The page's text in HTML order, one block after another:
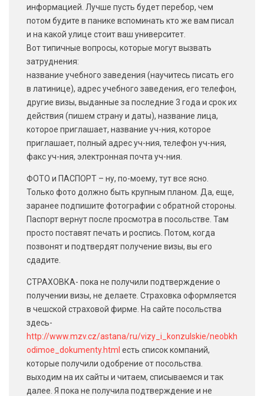
информацией. Лучше пусть будет перебор, чем
потом будите в панике вспоминать кто же вам писал
и на какой улице стоит ваш университет.
Вот типичные вопросы, которые могут вызвать
затруднения:
название учебного заведения (научитесь писать его
в латинице), адрес учебного заведения, его телефон,
другие визы, выданные за последние 3 года и срок их
действия (пишем страну и даты), название лица,
которое приглашает, название уч-ния, которое
приглашает, полный адрес уч-ния, телефон уч-ния,
факс уч-ния, электронная почта уч-ния.
ФОТО и ПАСПОРТ – ну, по-моему, тут все ясно.
Только фото должно быть крупным планом. Да, еще,
заранее подпишите фотографии с обратной стороны.
Паспорт вернут после просмотра в посольстве. Там
просто поставят печать и роспись. Потом, когда
позвонят и подтвердят получение визы, вы его
сдадите.
СТРАХОВКА- пока не получили подтверждение о
получении визы, не делаете. Страховка оформляется
в чешской страховой фирме. На сайте посольства
здесь-
http://www.mzv.cz/astana/ru/vizy_i_konzulskie/neobkh
odimoe_dokumenty.html есть список компаний,
которые получили одобрение от посольства.
выходим на их сайты и читаем, списываемся и так
далее. Я пока не получила подтверждение и не